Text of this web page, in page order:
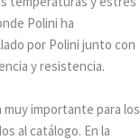
Polini ha
por Polini junto con
y resistencia.
importante para los
al catálogo. En la